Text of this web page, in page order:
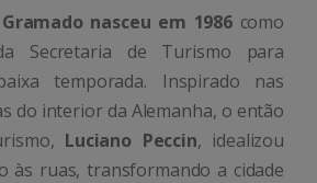
nasceu em 1986como
Secretaria de Turismo para
temporada. Inspirado nas
do interior da Alemanha, o então
Luciano Peccin, idealizou
às ruas, transformando a cidade